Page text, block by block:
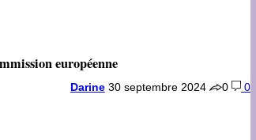
européenne
Darine 30 septembre 2024 0 0